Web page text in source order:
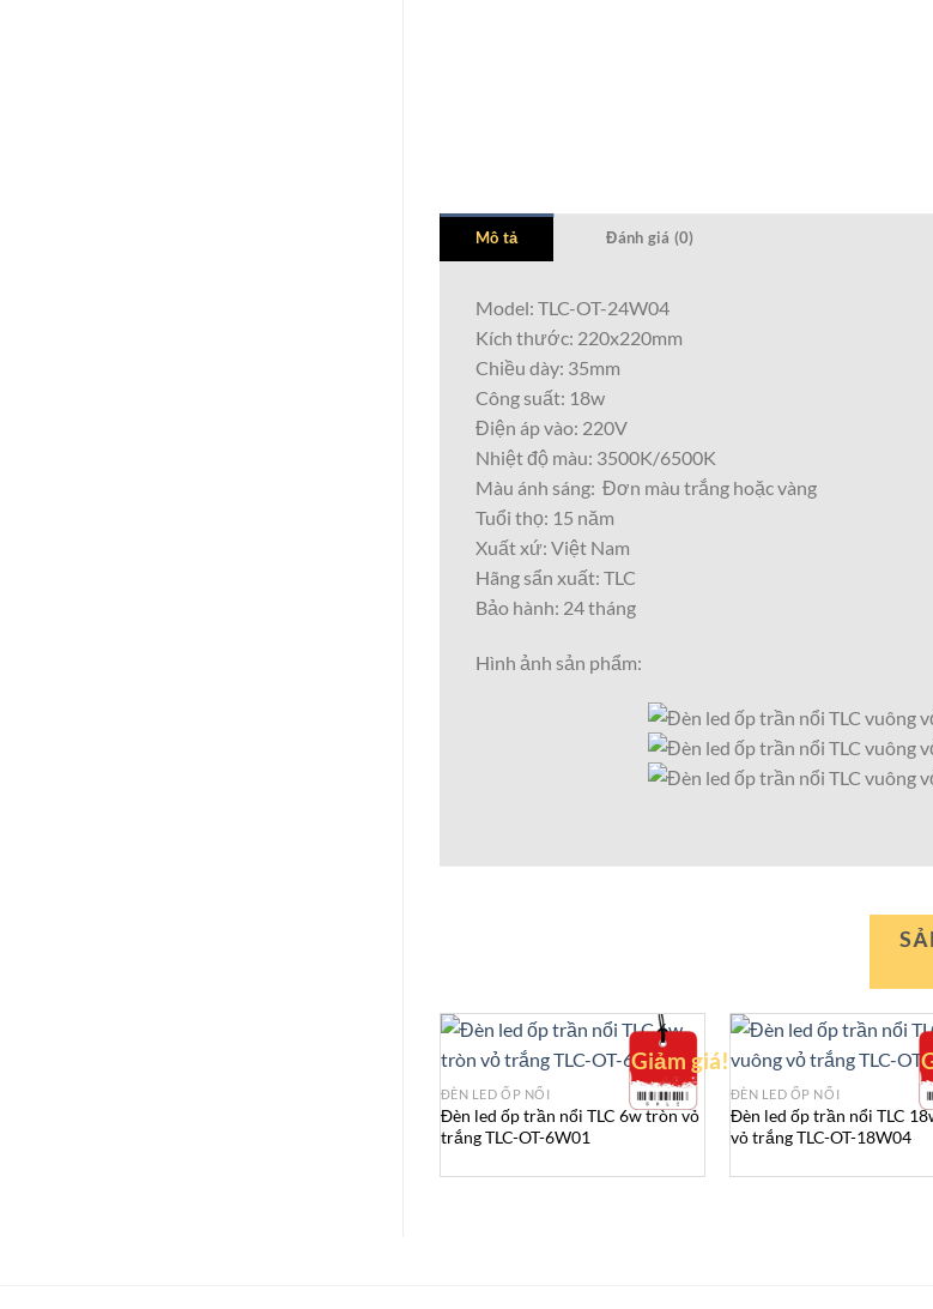
Mô tả Đánh giá (0)
Model: TLC-OT-24W04
Kích thước: 220x220mm
Chiều dày: 35mm
Công suất: 18w
Điện áp vào: 220V
Nhiệt độ màu: 3500K/6500K
Màu ánh sáng: Đơn màu trắng hoặc vàng
Tuổi thọ: 15 năm
Xuất xứ: Việt Nam
Hãng sẩn xuất: TLC
Bảo hành: 24 tháng
Hình ảnh sản phẩm:
Giảm giá!
ĐÈN LED ỐP NỔI
Đèn led ốp trần nổi TLC 6w tròn vỏ
trắng TLC-OT-6W01
ĐÈN LED ỐP NỔI
Đèn led ốp trần nổi TLC
vỏ trắng TLC-OT-18W04